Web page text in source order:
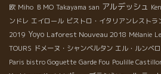
欧 Miho ＢＭО Takayama san アルデッシュ
ンドレ エイロール ビストロ・イタリアンレストラ
2019 Yoyo Laforest Nouveau 2018 Mélanie
TOURS ドメーヌ・シャンベルタン エル・ルンベロ
Paris bistro Goguette Garde Fou Poulille